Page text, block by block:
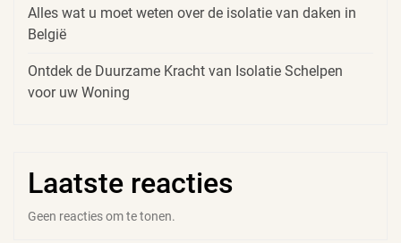
Alles wat u moet weten over de isolatie van daken in
België
Ontdek de Duurzame Kracht van Isolatie Schelpen
voor uw Woning
Laatste reacties
Geen reacties om te tonen.